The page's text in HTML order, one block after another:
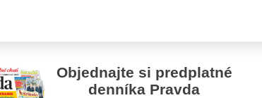
Objednajte si predplatné
denníka Pravda